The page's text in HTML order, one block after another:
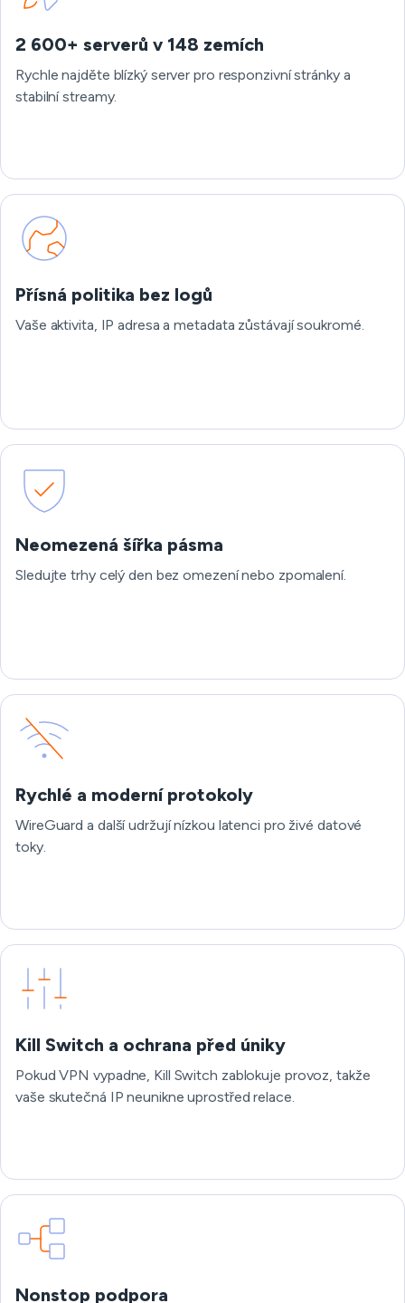
2 600+ serverů v 148 zemích
Rychle najděte blízký server pro responzivní stránky a
stabilní streamy.
Přísná politika bez logů
Vaše aktivita, IP adresa a metadata zůstávají soukromé.
Neomezená šířka pásma
Sledujte trhy celý den bez omezení nebo zpomalení.
Rychlé a moderní protokoly
WireGuard a další udržují nízkou latenci pro živé datové
toky.
Kill Switch a ochrana před úniky
Pokud VPN vypadne, Kill Switch zablokuje provoz, takže
vaše skutečná IP neunikne uprostřed relace.
Nonstop podpora